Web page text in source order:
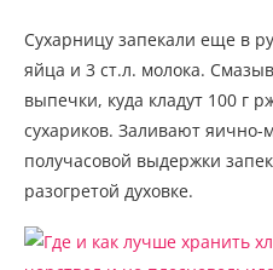
Сухарницу запекали еще в
яйца и 3 ст.л. молока.
выпечки, куда кладут 100 г
сухариков. Заливают
получасовой выдержки
разогретой духовке.